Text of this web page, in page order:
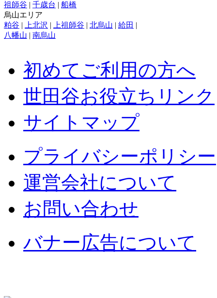
祖師谷 | 千歳台 | 船橋
烏山エリア
粕谷 | 上北沢 | 上祖師谷 | 北烏山 | 給田 |
八幡山 | 南烏山
初めてご利用の方へ
世田谷お役立ちリンク
サイトマップ
プライバシーポリシー
運営会社について
お問い合わせ
バナー広告について